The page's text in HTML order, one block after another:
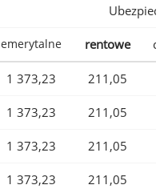
emerytalne rentowe
1 373,23 211,05
1 373,23 211,05
1 373,23 211,05
1 373,23 211,05